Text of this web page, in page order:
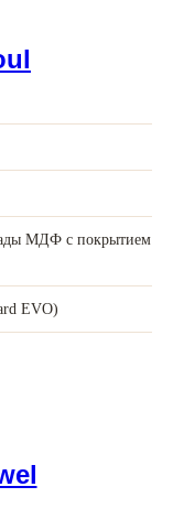
МДФ с покрытием
EVO)